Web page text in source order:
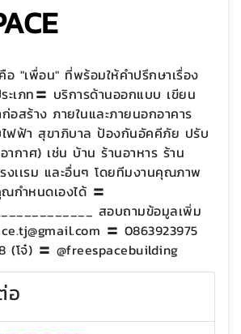
อ "เพื่อน" ที่พร้อมให้คำปรึกษาเรื่อง
ะเภท〓 บริการด้านออกแบบ เขียน
อสร้าง ภายในและภายนอกอาคาร
ไฟฟ้า สุขาภิบาล ป้องกันอัคคีภัย ปรับ
ากาศ) เช่น บ้าน ร้านอาหาร ร้าน
เเรม และอื่นๆ โดยทีมงานคุณภาพ
กำหนดเองได้ 〓
สอบถามข้อมูลเพิ่ม
〓 0863923975
(โจ๋) 〓 @freespacebuilding
อ